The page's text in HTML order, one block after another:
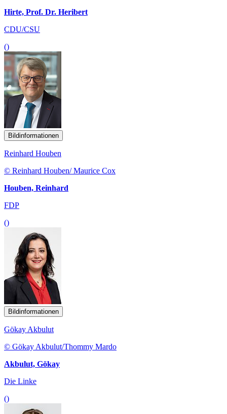
Hirte, Prof. Dr. Heribert
CDU/CSU
()
Bildinformationen
Reinhard Houben
© Reinhard Houben/ Maurice Cox
Houben, Reinhard
FDP
()
Bildinformationen
Gökay Akbulut
© Gökay Akbulut/Thommy Mardo
Akbulut, Gökay
Die Linke
()